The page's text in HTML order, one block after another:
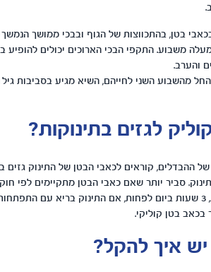
בטן, בהתכווצות של הגוף ובבכי ממושך
משבוע. התקפי הבכי הארוכים יכולים להופיע
והערב.
לגזים בתינוקות?
ההבדלים, קוראים לכאבי הבטן של התינוק
חודשים, 3 ימים בשבוע לפחות, 3 שעות ביום לפחות, אם התינוק
בטן קוליקי.
איך להקל?